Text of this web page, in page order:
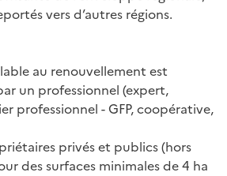
vers d’autres régions.
au renouvellement est
un professionnel (expert,
professionnel - GFP, coopérative,
privés et publics (hors
des surfaces minimales de 4 ha